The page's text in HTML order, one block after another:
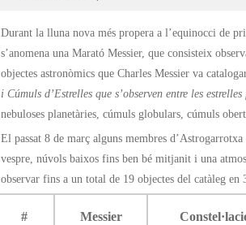
Durant la lluna nova més propera a l’equinocci de
s’anomena una Marató Messier, que consisteix
objectes astronòmics que Charles Messier va
i Cúmuls d’Estrelles que s’observen entre les
nebuloses planetàries, cúmuls globulars, cúmuls
El passat 8 de març alguns membres
vespre, núvols baixos fins ben bé mitjanit i una
observar fins a un total de 19 objectes del catàleg en
# Messier